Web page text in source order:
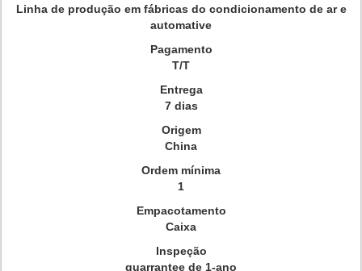
Linha de produção em fábricas do condicionamento de ar e
automative
Pagamento
T/T
Entrega
7 dias
Origem
China
Ordem mínima
1
Empacotamento
Caixa
Inspeção
guarrantee de 1-ano